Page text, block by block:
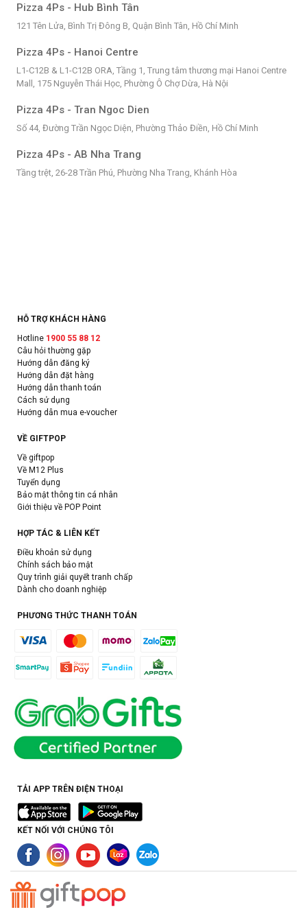
Pizza 4Ps - Hub Bình Tân
121 Tên Lửa, Bình Trị Đông B, Quận Bình Tân, Hồ Chí Minh
Pizza 4Ps - Hanoi Centre
L1-C12B & L1-C12B ORA, Tầng 1, Trung tâm thương mại Hanoi Centre
Mall, 175 Nguyễn Thái Học, Phường Ô Chợ Dừa, Hà Nội
Pizza 4Ps - Tran Ngoc Dien
Số 44, Đường Trần Ngọc Diện, Phường Thảo Điền, Hồ Chí Minh
Pizza 4Ps - AB Nha Trang
Tầng trệt, 26-28 Trần Phú, Phường Nha Trang, Khánh Hòa
HỖ TRỢ KHÁCH HÀNG
Hotline 1900 55 88 12
Câu hỏi thường gặp
Hướng dẫn đăng ký
Hướng dẫn đặt hàng
Hướng dẫn thanh toán
Cách sử dụng
Hướng dẫn mua e-voucher
VỀ GIFTPOP
Về giftpop
Về M12 Plus
Tuyển dụng
Bảo mật thông tin cá nhân
Giới thiệu về POP Point
HỢP TÁC & LIÊN KẾT
Điều khoản sử dụng
Chính sách bảo mật
Quy trình giải quyết tranh chấp
Dành cho doanh nghiệp
PHƯƠNG THỨC THANH TOÁN
TẢI APP TRÊN ĐIỆN THOẠI
KẾT NỐI VỚI CHÚNG TÔI